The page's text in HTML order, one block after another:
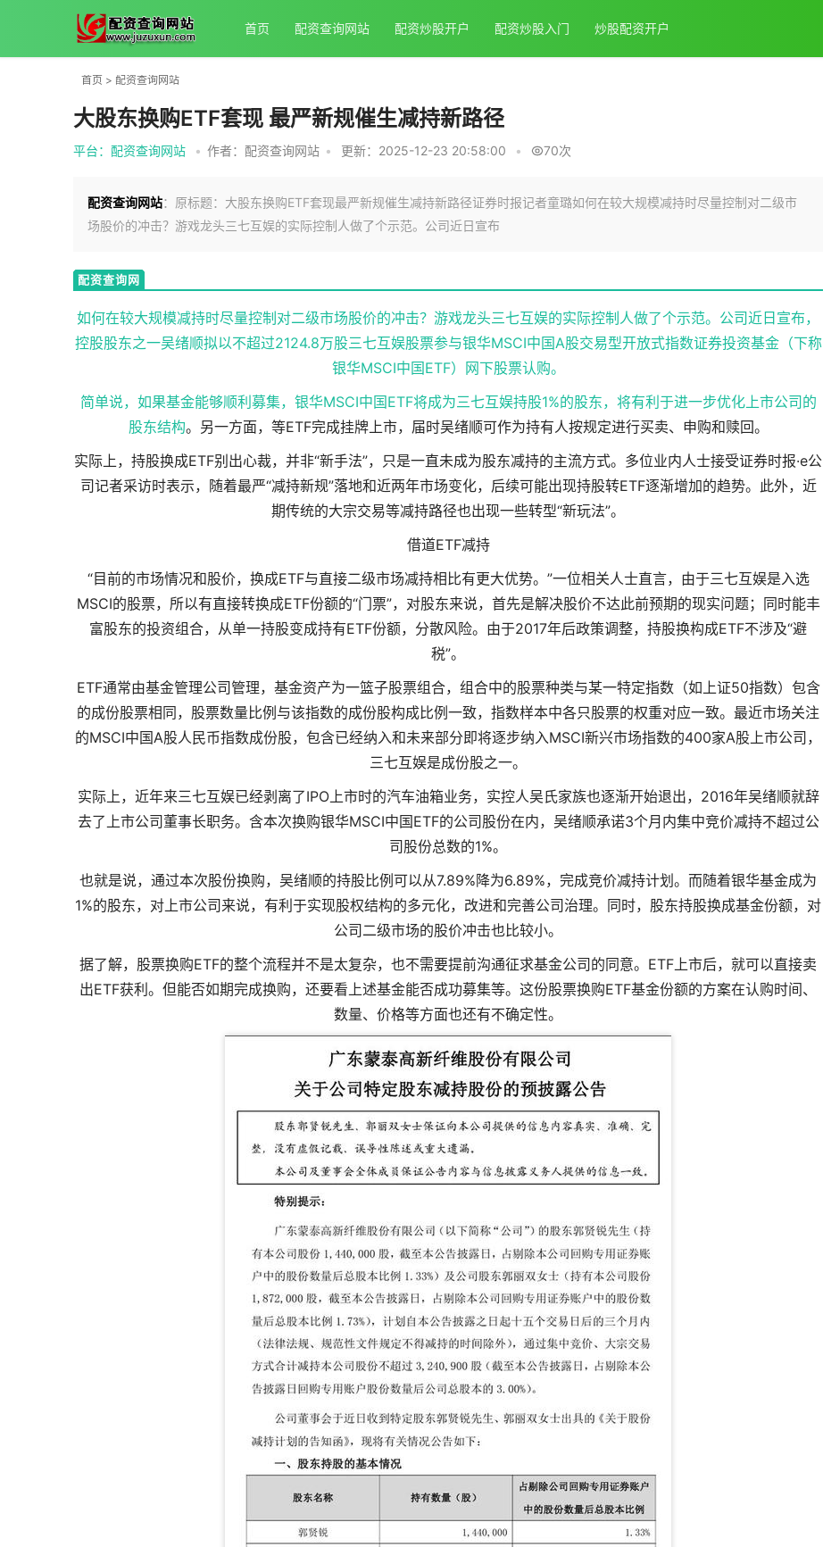
首页 配资查询网站 配资炒股开户 配资炒股入门 炒股配资开户
首页 > 配资查询网站
大股东换购ETF套现 最严新规催生减持新路径
平台：配资查询网站 • 作者：配资查询网站 • 更新：2025-12-23 20:58:00 • 70次
配资查询网站：原标题：大股东换购ETF套现最严新规催生减持新路径证券时报记者童璐如何在较大规模减持时尽量控制对二级市
场股价的冲击？游戏龙头三七互娱的实际控制人做了个示范。公司近日宣布
配资查询网
如何在较大规模减持时尽量控制对二级市场股价的冲击？游戏龙头三七互娱的实际控制人做了个示范。公司近日宣布，
控股股东之一吴绪顺拟以不超过2124.8万股三七互娱股票参与银华MSCI中国A股交易型开放式指数证券投资基金（下称
银华MSCI中国ETF）网下股票认购。
简单说，如果基金能够顺利募集，银华MSCI中国ETF将成为三七互娱持股1%的股东，将有利于进一步优化上市公司的
股东结构。另一方面，等ETF完成挂牌上市，届时吴绪顺可作为持有人按规定进行买卖、申购和赎回。
实际上，持股换成ETF别出心裁，并非“新手法”，只是一直未成为股东减持的主流方式。多位业内人士接受证券时报·e公
司记者采访时表示，随着最严“减持新规”落地和近两年市场变化，后续可能出现持股转ETF逐渐增加的趋势。此外，近
期传统的大宗交易等减持路径也出现一些转型“新玩法”。
借道ETF减持
“目前的市场情况和股价，换成ETF与直接二级市场减持相比有更大优势。”一位相关人士直言，由于三七互娱是入选
MSCI的股票，所以有直接转换成ETF份额的“门票”，对股东来说，首先是解决股价不达此前预期的现实问题；同时能丰
富股东的投资组合，从单一持股变成持有ETF份额，分散风险。由于2017年后政策调整，持股换构成ETF不涉及“避
税”。
ETF通常由基金管理公司管理，基金资产为一篮子股票组合，组合中的股票种类与某一特定指数（如上证50指数）包含
的成份股票相同，股票数量比例与该指数的成份股构成比例一致，指数样本中各只股票的权重对应一致。最近市场关注
的MSCI中国A股人民币指数成份股，包含已经纳入和未来部分即将逐步纳入MSCI新兴市场指数的400家A股上市公司，
三七互娱是成份股之一。
实际上，近年来三七互娱已经剥离了IPO上市时的汽车油箱业务，实控人吴氏家族也逐渐开始退出，2016年吴绪顺就辞
去了上市公司董事长职务。含本次换购银华MSCI中国ETF的公司股份在内，吴绪顺承诺3个月内集中竞价减持不超过公
司股份总数的1%。
也就是说，通过本次股份换购，吴绪顺的持股比例可以从7.89%降为6.89%，完成竞价减持计划。而随着银华基金成为
1%的股东，对上市公司来说，有利于实现股权结构的多元化，改进和完善公司治理。同时，股东持股换成基金份额，对
公司二级市场的股价冲击也比较小。
据了解，股票换购ETF的整个流程并不是太复杂，也不需要提前沟通征求基金公司的同意。ETF上市后，就可以直接卖
出ETF获利。但能否如期完成换购，还要看上述基金能否成功募集等。这份股票换购ETF基金份额的方案在认购时间、
数量、价格等方面也还有不确定性。